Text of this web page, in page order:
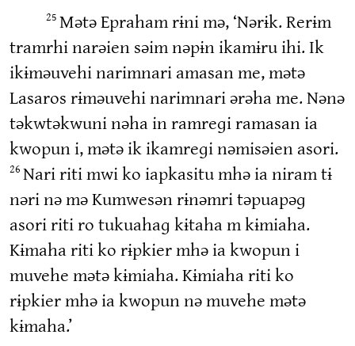
25 Mətə Epraham rɨni mə, ‘Nərɨk. Rerɨm
tramrhi narəien səim nəpɨn ikamɨru ihi. Ik
ikɨməuvehi narimnari amasan me, mətə
Lasaros rɨməuvehi narimnari ərəha me. Nənə
təkwtəkwuni nəha in ramreɡi ramasan ia
kwopun i, mətə ik ikamreɡi nəmisəien asori.
26 Nari riti mwi ko iapkasitu mhə ia niram tɨ
nəri nə mə Kumwesən rɨnəmri təpuapəɡ
asori riti ro tukuahaɡ kɨtaha m kɨmiaha.
Kɨmaha riti ko rɨpkier mhə ia kwopun i
muvehe mətə kɨmiaha. Kɨmiaha riti ko
rɨpkier mhə ia kwopun nə muvehe mətə
kɨmaha.’